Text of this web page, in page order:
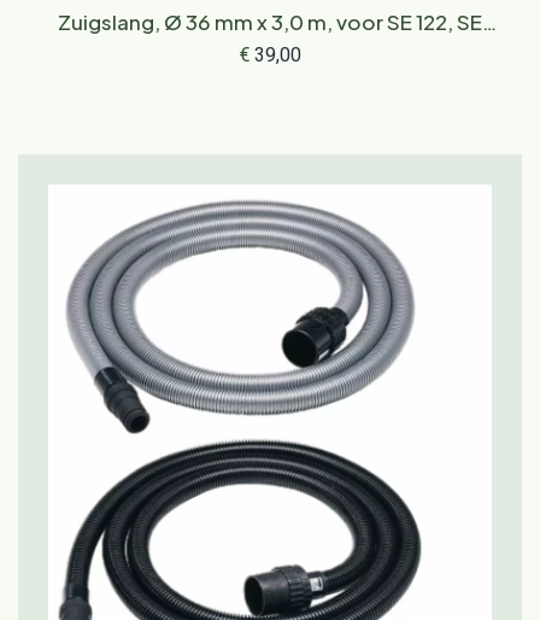
Zuigslang, Ø 36 mm x 3,0 m, voor SE 122, SE
122 E
€39,00